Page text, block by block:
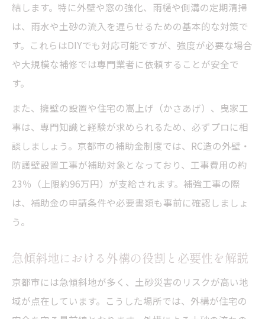
安心
外構DIY時に注意すべき安全ポイントを解説
外構リフォームでプロ依頼を選ぶ際の判断
基準
外構補助金で実現する家族の防災と安心生
活
外構リフォームと補助金活用で負担を軽減
補助金を活かした外構強化の成功ポイント
方法
結します。特に外壁や窓の強化、雨樋や側溝の定期清掃
は、雨水や土砂の流入を遅らせるための基本的な対策で
す。これらはDIYでも対応可能ですが、強度が必要な場合
や大規模な補修では専門業者に依頼することが安全で
す。
また、擁壁の設置や住宅の嵩上げ（かさあげ）、曳家工
事は、専門知識と経験が求められるため、必ずプロに相
談しましょう。京都市の補助金制度では、RC造の外壁・
防護壁設置工事が補助対象となっており、工事費用の約
23％（上限約96万円）が支給されます。補強工事の際
は、補助金の申請条件や必要書類も事前に確認しましょ
う。
急傾斜地における外構の役割と必要性を解説
京都市には急傾斜地が多く、土砂災害のリスクが高い地
域が点在しています。こうした場所では、外構が住宅の